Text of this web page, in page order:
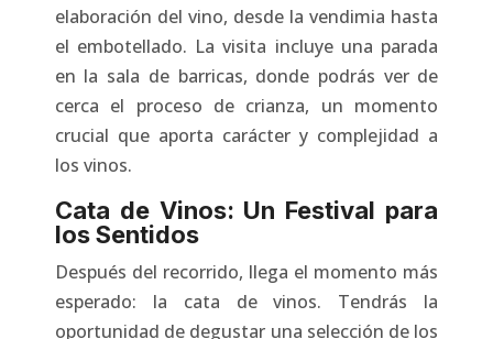
elaboración del vino, desde la vendimia hasta
el embotellado. La visita incluye una parada
en la sala de barricas, donde podrás ver de
cerca el proceso de crianza, un momento
crucial que aporta carácter y complejidad a
los vinos.
Cata de Vinos: Un Festival para
los Sentidos
Después del recorrido, llega el momento más
esperado: la cata de vinos. Tendrás la
oportunidad de degustar una selección de los